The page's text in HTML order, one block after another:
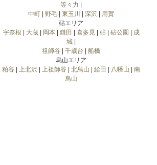
等々力
中町
野毛 東玉川 深沢
用賀
砧エリア
宇奈根
大蔵| 岡本| 鎌田 喜多見| 砧| 砧公園
成
城
祖師谷
千歳台
船橋
烏山エリア
粕谷
上北沢 上祖師谷 北烏山 給田 八幡山
南
烏山